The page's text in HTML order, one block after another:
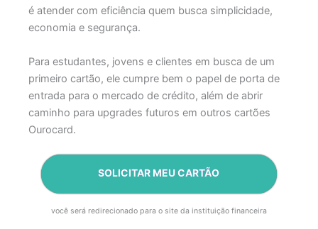
é atender com eficiência quem busca simplicidade,
economia e segurança.
Para estudantes, jovens e clientes em busca de um
primeiro cartão, ele cumpre bem o papel de porta de
entrada para o mercado de crédito, além de abrir
caminho para upgrades futuros em outros cartões
Ourocard.
SOLICITAR MEU CARTÃO
você será redirecionado para o site da instituição financeira